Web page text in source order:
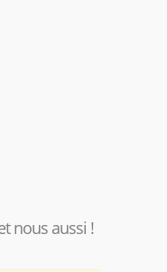
nous aussi !